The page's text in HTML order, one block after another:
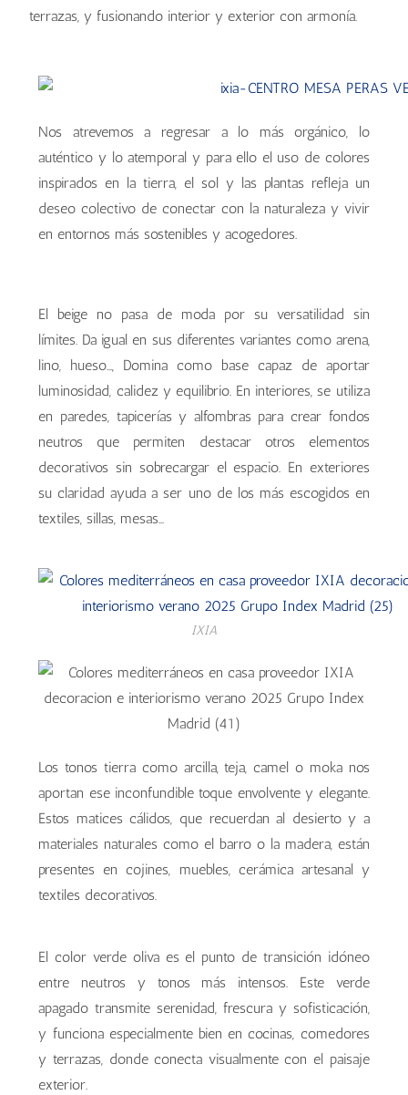
terrazas, y fusionando interior y exterior con armonía.
Nos atrevemos a regresar a lo más orgánico, lo
auténtico y lo atemporal y para ello el uso de colores
inspirados en la tierra, el sol y las plantas refleja un
deseo colectivo de conectar con la naturaleza y vivir
en entornos más sostenibles y acogedores.
El beige no pasa de moda por su versatilidad sin
límites. Da igual en sus diferentes variantes como arena,
lino, hueso…, Domina como base capaz de aportar
luminosidad, calidez y equilibrio. En interiores, se utiliza
en paredes, tapicerías y alfombras para crear fondos
neutros que permiten destacar otros elementos
decorativos sin sobrecargar el espacio. En exteriores
su claridad ayuda a ser uno de los más escogidos en
textiles, sillas, mesas…
IXIA
Los tonos tierra como arcilla, teja, camel o moka nos
aportan ese inconfundible toque envolvente y elegante.
Estos matices cálidos, que recuerdan al desierto y a
materiales naturales como el barro o la madera, están
presentes en cojines, muebles, cerámica artesanal y
textiles decorativos.
El color verde oliva es el punto de transición idóneo
entre neutros y tonos más intensos. Este verde
apagado transmite serenidad, frescura y sofisticación,
y funciona especialmente bien en cocinas, comedores
y terrazas, donde conecta visualmente con el paisaje
exterior.